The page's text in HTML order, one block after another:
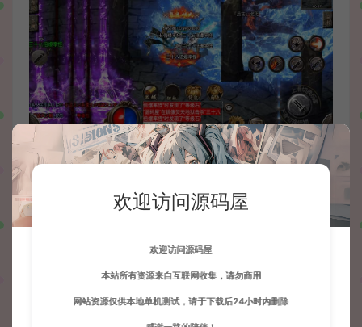
欢迎访问源码屋
欢迎访问源码屋
本站所有资源来自互联网收集，请勿商用
网站资源仅供本地单机测试，请于下载后24小时内删除